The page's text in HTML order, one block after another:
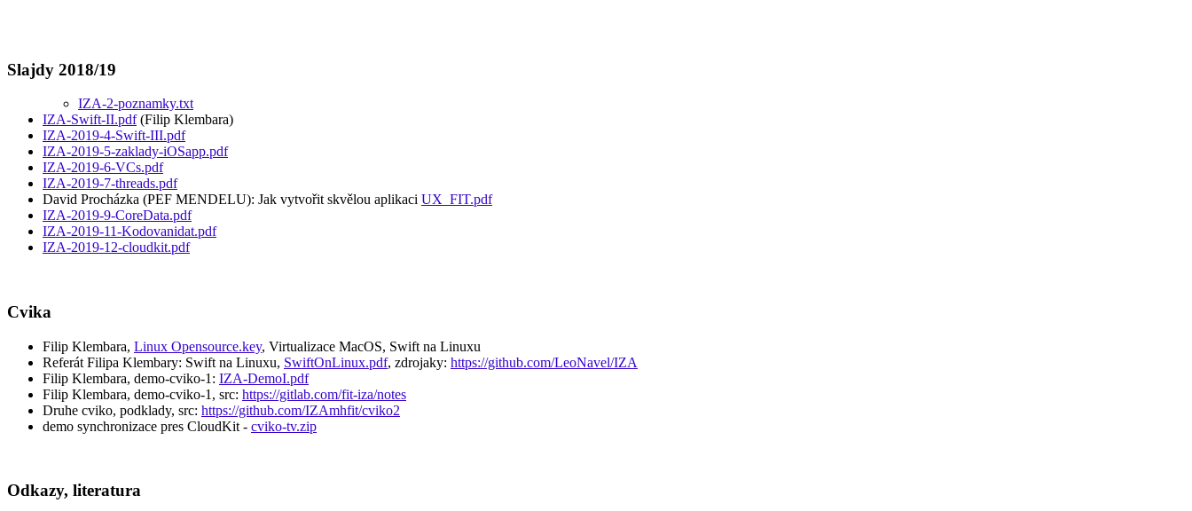
Slajdy 2018/19
IZA-2-poznamky.txt
IZA-Swift-II.pdf(Filip Klembara)
IZA-2019-4-Swift-III.pdf
IZA-2019-5-zaklady-iOSapp.pdf
IZA-2019-6-VCs.pdf
IZA-2019-7-threads.pdf
David Procházka (PEF MENDELU): Jak vytvořit skvělou aplikaci UX_FIT.pdf
IZA-2019-9-CoreData.pdf
IZA-2019-11-Kodovanidat.pdf
IZA-2019-12-cloudkit.pdf
Cvika
Filip Klembara, Linux Opensource.key, Virtualizace MacOS, Swift na Linuxu
Referát Filipa Klembary: Swift na Linuxu, SwiftOnLinux.pdf, zdrojaky: https://github.com/LeoNavel/IZA
Filip Klembara, demo-cviko-1: IZA-DemoI.pdf
Filip Klembara, demo-cviko-1, src: https://gitlab.com/fit-iza/notes
Druhe cviko, podklady, src: https://github.com/IZAmhfit/cviko2
demo synchronizace pres CloudKit - cviko-tv.zip
Odkazy, literatura